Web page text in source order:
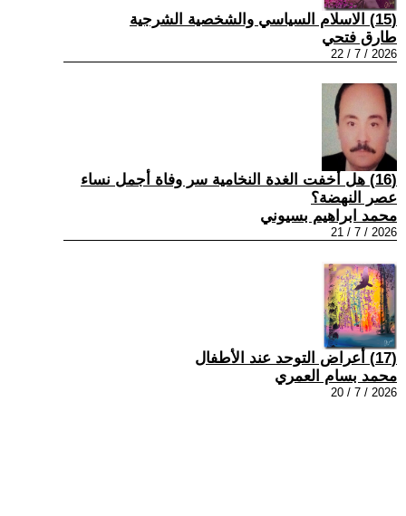
(15) الاسلام السياسي والشخصية الشرجية
طارق فتحي
2026 / 7 / 22
(16) هل أخفت الغدة النخامية سر وفاة أجمل نساء
عصر النهضة؟
محمد ابراهيم بسيوني
2026 / 7 / 21
(17) أعراض التوحد عند الأطفال
محمد بسام العمري
2026 / 7 / 20